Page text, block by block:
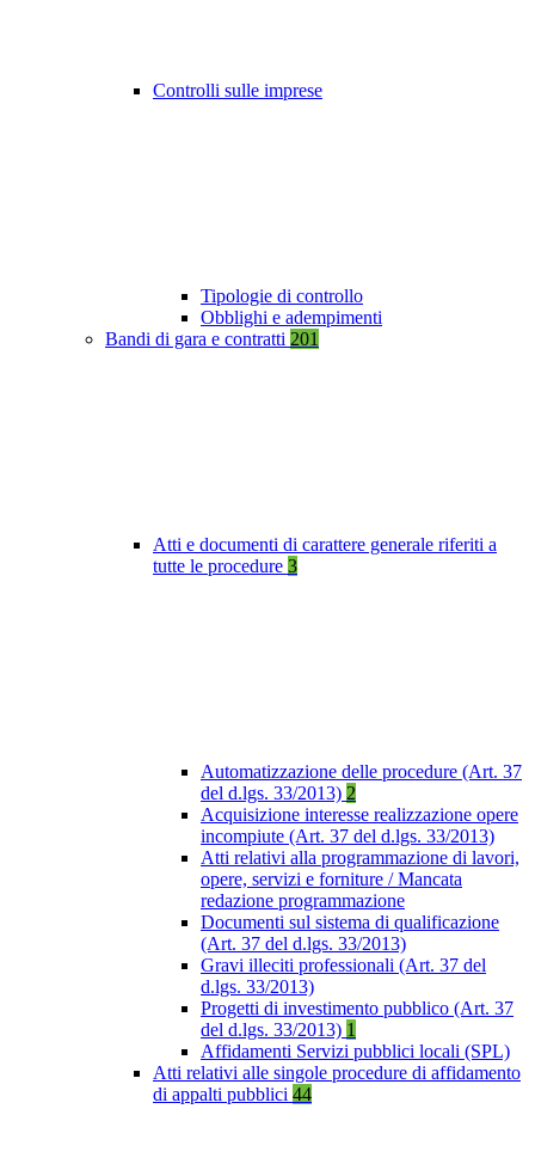
Controlli sulle imprese
Tipologie di controllo
Obblighi e adempimenti
Bandi di gara e contratti 201
Atti e documenti di carattere generale riferiti a
tutte le procedure 3
Automatizzazione delle procedure (Art. 37
del d.lgs. 33/2013) 2
Acquisizione interesse realizzazione opere
incompiute (Art. 37 del d.lgs. 33/2013)
Atti relativi alla programmazione di lavori,
opere, servizi e forniture / Mancata
redazione programmazione
Documenti sul sistema di qualificazione
(Art. 37 del d.lgs. 33/2013)
Gravi illeciti professionali (Art. 37 del
d.lgs. 33/2013)
Progetti di investimento pubblico (Art. 37
del d.lgs. 33/2013) 1
Affidamenti Servizi pubblici locali (SPL)
Atti relativi alle singole procedure di affidamento
di appalti pubblici 44